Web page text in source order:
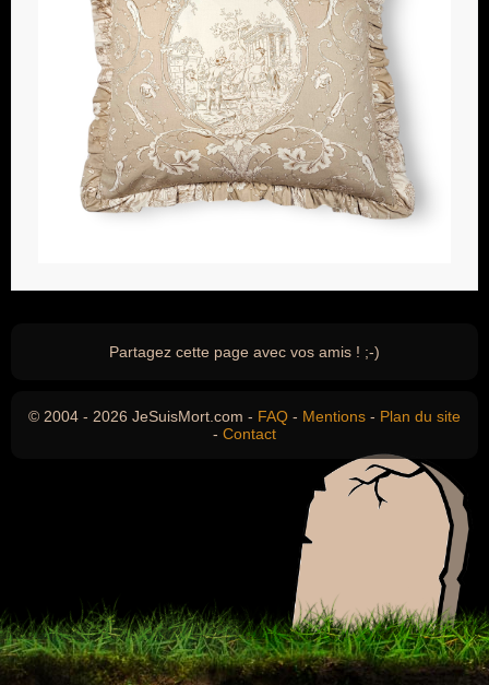
Partagez cette page avec vos amis ! ;-)
© 2004 - 2026 JeSuisMort.com - FAQ - Mentions - Plan du site
- Contact